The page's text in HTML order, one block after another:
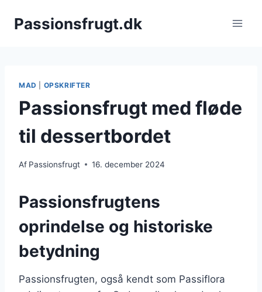
Passionsfrugt.dk
MAD OPSKRIFTER
Passionsfrugt med fløde
til dessertbordet
Af Passionsfrugt 16. december 2024
Passionsfrugtens
oprindelse og historiske
betydning
Passionsfrugten, også kendt som Passiflora